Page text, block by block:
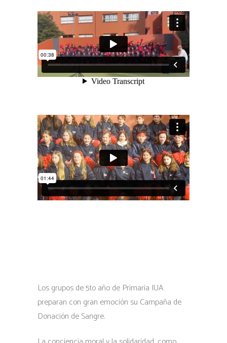
Los grupos de 5to año de Primaria IUA
preparan con gran emoción su Campaña de
Donación de Sangre.